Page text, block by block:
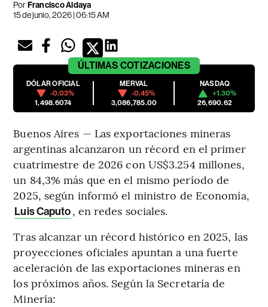
PorFrancisco Aldaya
15 de junio, 2026 | 06:15 AM
ÚLTIMAS COTIZACIONES
DÓLAR OFICIAL
-0.03%
1,498.6074
MERVAL
-0.45%
3,086,785.00
NASDAQ
+1.30%
26,690.62
Buenos Aires — Las exportaciones mineras
argentinas alcanzaron un récord en el primer
cuatrimestre de 2026 con US$3.254 millones,
un 84,3% más que en el mismo período de
2025, según informó el ministro de Economía,
Luis Caputo, en redes sociales.
Tras alcanzar un récord histórico en 2025, las
proyecciones oficiales apuntan a una fuerte
aceleración de las exportaciones mineras en
los próximos años. Según la Secretaría de
Minería: